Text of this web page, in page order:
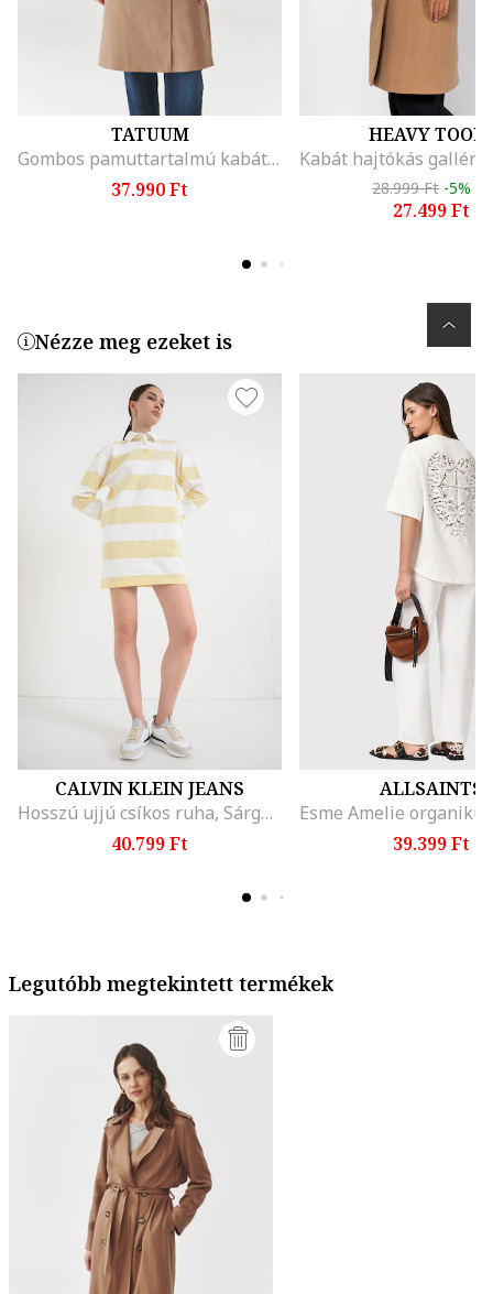
TATUUM
Gombos pamuttartalmú kabát, Tevebarna
37.990 Ft
HEAVY
28.999 Ft -5%
27.499 Ft
Nézze meg ezeket is
CALVIN KLEIN JEANS
Hosszú ujjú csíkos ruha, Sárga/Antik fehér
40.799 Ft
ALLSAINTS
39.399 Ft
Legutóbb megtekintett termékek